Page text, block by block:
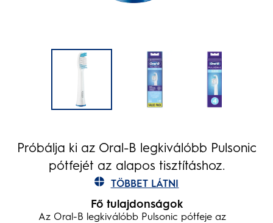
Próbálja ki az Oral-B legkiválóbb Pulsonic
pótfejét az alapos tisztításhoz.
TÖBBET LÁTNI
Fő tulajdonságok
Az Oral-B legkiválóbb Pulsonic pótfeje az